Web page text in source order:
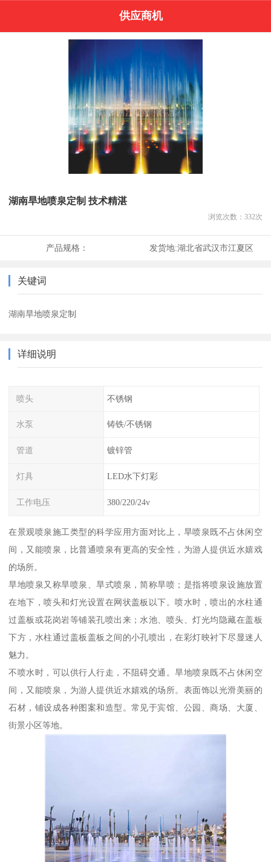
供应商机
湖南旱地喷泉定制 技术精湛
浏览次数： 332次
产品规格： 发货地:湖北省武汉市江夏区
关键词
湖南旱地喷泉定制
详细说明
喷头 不锈钢
水泵 铸铁/不锈钢
管道 镀锌管
灯具 LED水下灯彩
工作电压 380/220/24v
在景观喷泉施工类型的科学应用方面对比上，旱喷泉既不占休闲空
间，又能喷泉，比普通喷泉有更高的安全性，为游人提供近水嬉戏
的场所。
旱地喷泉又称旱喷泉、旱式喷泉，简称旱喷；是指将喷泉设施放置
在地下，喷头和灯光设置在网状盖板以下。喷水时，喷出的水柱通
过盖板或花岗岩等铺装孔喷出来；水池、喷头、灯光均隐藏在盖板
下方，水柱通过盖板盖板之间的小孔喷出，在彩灯映衬下尽显迷人
魅力。
不喷水时，可以供行人行走，不阻碍交通。旱地喷泉既不占休闲空
间，又能喷泉，为游人提供近水嬉戏的场所。表面饰以光滑美丽的
石材，铺设成各种图案和造型。常见于宾馆、公园、商场、大厦、
街景小区等地。